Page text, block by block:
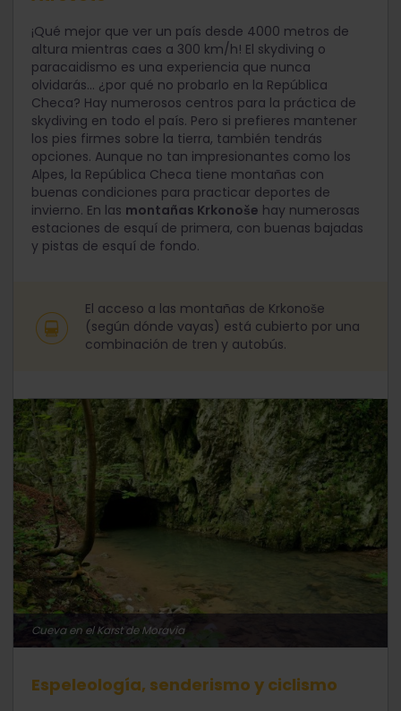
¡Qué mejor que ver un país desde 4000 metros de
altura mientras caes a 300 km/h! El skydiving o
paracaidismo es una experiencia que nunca
olvidarás... ¿por qué no probarlo en la República
Checa? Hay numerosos centros para la práctica de
skydiving en todo el país. Pero si prefieres mantener
los pies firmes sobre la tierra, también tendrás
opciones. Aunque no tan impresionantes como los
Alpes, la República Checa tiene montañas con
buenas condiciones para practicar deportes de
invierno. En las montañas Krkonoše hay numerosas
estaciones de esquí de primera, con buenas bajadas
y pistas de esquí de fondo.
El acceso a las montañas de Krkonoše
(según dónde vayas) está cubierto por una
combinación de tren y autobús.
Cueva en el Karst de Moravia
Espeleología, senderismo y ciclismo